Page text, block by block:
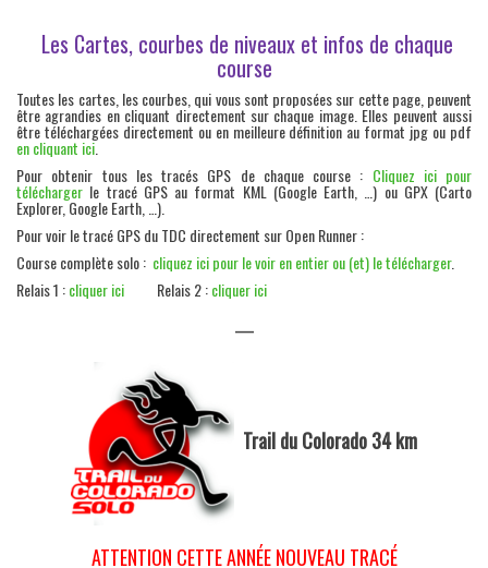
Les Cartes, courbes de niveaux et infos de chaque
course
Toutes les cartes, les courbes, qui vous sont proposées sur cette page, peuvent
être agrandies en cliquant directement sur chaque image. Elles peuvent aussi
être téléchargées directement ou en meilleure définition au format jpg ou pdf
en cliquant ici.
Pour obtenir tous les tracés GPS de chaque course : Cliquez ici pour
télécharger le tracé GPS au format KML (Google Earth, …) ou GPX (Carto
Explorer, Google Earth, …).
Pour voir le tracé GPS du TDC directement sur Open Runner :
Course complète solo : cliquez ici pour le voir en entier ou (et) le télécharger.
Relais 1 :cliquer ici Relais 2 :cliquer ici
—
Trail du Colorado 34 km
ATTENTION CETTE ANNÉE NOUVEAU TRACÉ